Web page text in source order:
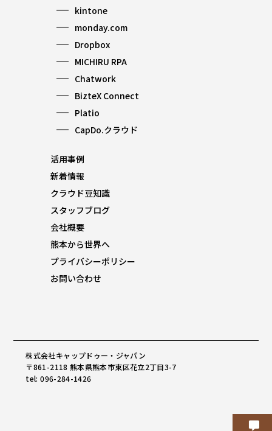
kintone
monday.com
Dropbox
MICHIRU RPA
Chatwork
BizteX Connect
Platio
CapDo.クラウド
活用事例
新着情報
クラウド豆知識
スタッフブログ
会社概要
熊本から世界へ
プライバシーポリシー
お問い合わせ
株式会社キャップドゥー・ジャパン
〒861-2118 熊本県熊本市東区花立2丁目3-7
tel: 096-284-1426